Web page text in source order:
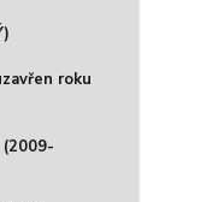
roku
(2009-